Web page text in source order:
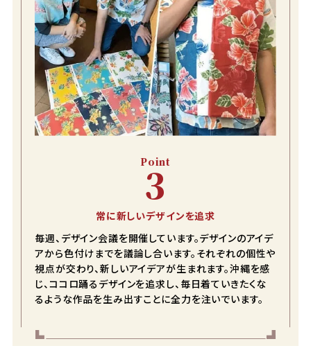
Color Size
オフブルー
130cm
在庫切れ 店舗取り寄せ申請
140cm
在庫切れ 店舗取り寄せ申請
Point
3
常に新しいデザインを追求
毎週、デザイン会議を開催しています。デザインのアイデ
アから色付けまでを議論し合います。それぞれの個性や
視点が交わり、新しいアイデアが生まれます。沖縄を感
じ、ココロ踊るデザインを追求し、毎日着ていきたくな
るような作品を生み出すことに全力を注いでいます。